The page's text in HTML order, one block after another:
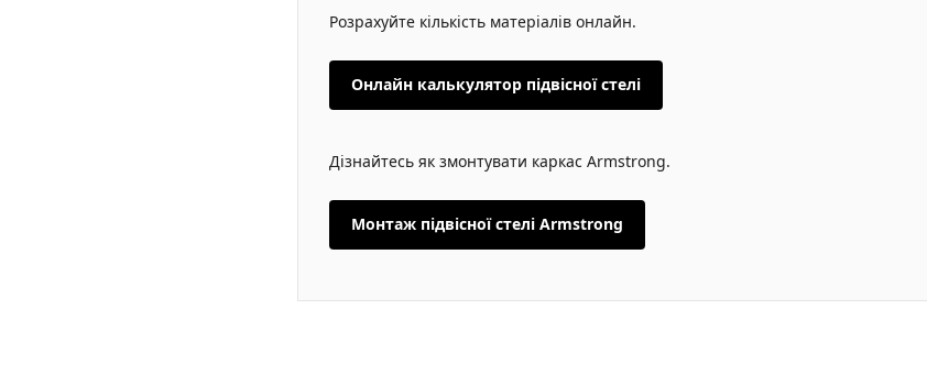
Розрахуйте кількість матеріалів онлайн.
Онлайн калькулятор підвісної стелі
Дізнайтесь як змонтувати каркас Armstrong.
Монтаж підвісної стелі Armstrong